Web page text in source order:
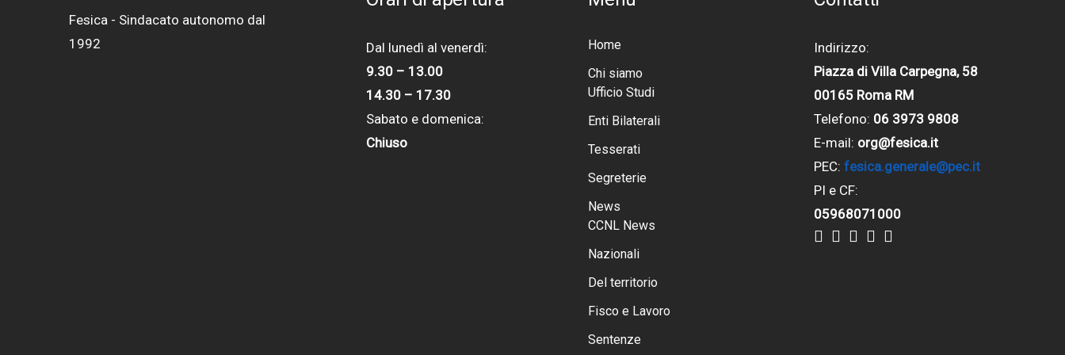
Fesica - Sindacato autonomo dal
1992
Dal lunedì al venerdì:
9.30 – 13.00
14.30 – 17.30
Sabato e domenica:
Chiuso
Home
Chi siamo
Ufficio Studi
Enti Bilaterali
Tesserati
Segreterie
News
CCNL News
Nazionali
Del territorio
Fisco e Lavoro
Sentenze
Indirizzo:
Piazza di Villa Carpegna, 58
00165 Roma RM
Telefono: 06 3973 9808
E-mail: org@fesica.it
PEC: fesica.generale@pec.it
PI e CF:
05968071000